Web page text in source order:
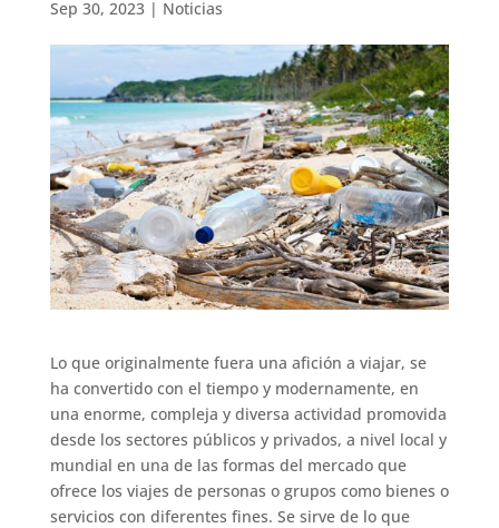
Sep 30, 2023| Noticias
Lo que originalmente fuera una afición a viajar, se
ha convertido con el tiempo y modernamente, en
una enorme, compleja y diversa actividad promovida
desde los sectores públicos y privados, a nivel local y
mundial en una de las formas del mercado que
ofrece los viajes de personas o grupos como bienes o
servicios con diferentes fines. Se sirve de lo que